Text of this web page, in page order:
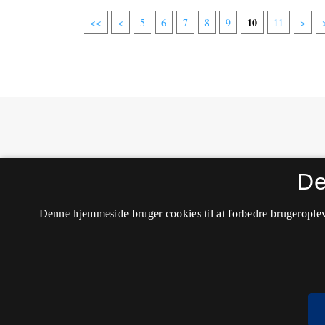
<< < 5 6 7 8 9 10 11 >
Tilgængelighedserklæring
Denne hjemmeside bruger cookies til at forbedre